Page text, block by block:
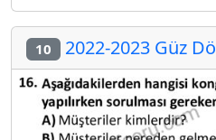
10 2022-2023 Güz